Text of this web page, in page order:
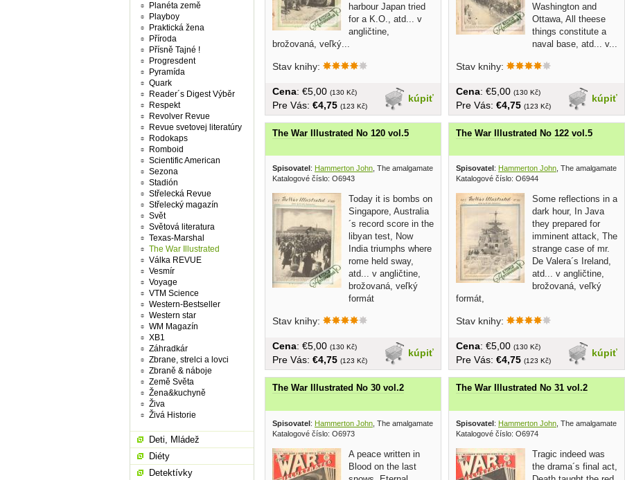
harbour Japan tried
for a K.O., atd... v
angličtine,
brožovaná, veľký...
Stav knihy:
kúpiť
Cena: €5,00 (130 Kč)
Pre Vás: €4,75 (123 Kč)
Washington and
Ottawa, All theese
things constitute a
naval base, atd... v...
Stav knihy:
kúpiť
Cena: €5,00 (130 Kč)
Pre Vás: €4,75 (123 Kč)
The War Illustrated No 120 vol.5
Spisovatel : Hammerton John , The amalgamated press 1942
Katalogové číslo: O6943
Today it is bombs on
Singapore, Australia
´s record score in the
libyan test, Now
India triumphs where
rome held sway,
atd... v angličtine,
brožovaná, veľký
formát
Stav knihy:
kúpiť
Cena: €5,00 (130 Kč)
Pre Vás: €4,75 (123 Kč)
The War Illustrated No 122 vol.5
Spisovatel : Hammerton John , The
Katalogové číslo: O6944
Some reflections in a
dark hour, In Java
they prepared for
imminent attack, The
strange case of mr.
De Valera´s Ireland,
atd... v angličtine,
brožovaná, veľký
formát,
Stav knihy:
kúpiť
Cena: €5,00 (130 Kč)
Pre Vás: €4,75 (123 Kč)
The War Illustrated No 30 vol.2
Spisovatel: Hammerton John , The amalgamated press 1940
Katalogové číslo: O6973
A peace written in
Blood on the last
The War Illustrated No 31 vol.2
Spisovatel: Hammerton John , The
Katalogové číslo: O6974
Tragic indeed was
the drama´s final act,
Planéta země
Playboy
Praktická žena
Příroda
Přísně Tajné !
Progresdent
Pyramída
Quark
Reader´s Digest Výběr
Respekt
Revolver Revue
Revue svetovej literatúry
Rodokaps
Romboid
Scientific American
Sezona
Stadión
Střelecká Revue
Střelecký magazín
Svět
Světová literatura
Texas-Marshal
The War Illustrated
Válka REVUE
Vesmír
Voyage
VTM Science
Western-Bestseller
Western star
WM Magazín
XB1
Záhradkár
Zbrane, strelci a lovci
Zbraně & náboje
Země Světa
Žena&kuchyně
Živa
Živá Historie
Deti, Mládež
Diéty
Detektívky